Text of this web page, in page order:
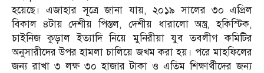
হয়েছে। এজাহার সূত্রে জানা যায়, ২০১৯ সালের ৩০ এপ্রিল
বিকাল ৪টায় দেশীয় পিস্তল, দেশীয় ধারালো অস্ত্র, হকিস্টিক,
চাইনিজ কুড়াল ইত্যাদি নিয়ে মুনিরীয়া যুব তবলীগ কমিটির
অনুসারীদের উপর হামলা চালিয়ে জখম করা হয়। পরে মাহফিলের
জন্য রাখা ৩ লক্ষ ৩০ হাজার টাকা ও এতিম শিক্ষার্থীদের জন্য